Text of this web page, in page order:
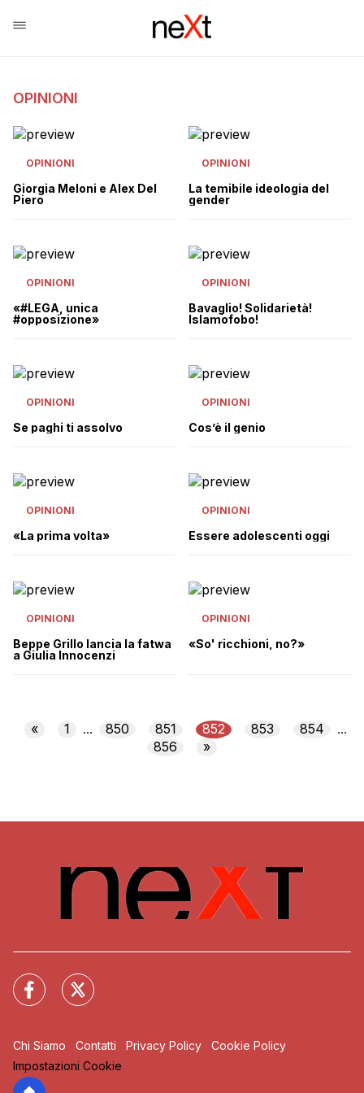
OPINIONI
OPINIONI
Giorgia Meloni e Alex Del
Piero
OPINIONI
La temibile ideologia del
gender
OPINIONI
«#LEGA, unica
#opposizione»
OPINIONI
Bavaglio! Solidarietà!
Islamofobo!
OPINIONI
Se paghi ti assolvo
OPINIONI
Cos’è il genio
OPINIONI
«La prima volta»
OPINIONI
Essere adolescenti oggi
OPINIONI
Beppe Grillo lancia la fatwa
a Giulia Innocenzi
OPINIONI
«So' ricchioni, no?»
« 1 ... 850 851 852 853 854 ...
856 »
Chi Siamo Contatti Privacy Policy
Cookie Policy
Impostazioni Cookie